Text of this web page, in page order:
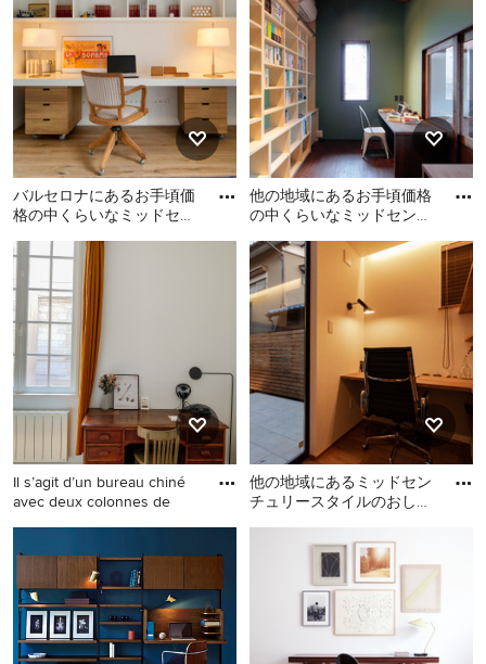
イルのおしゃれなアトリ
エ・スタジオ (マルチカラー
の壁、造り付け机) の写真
おしゃれな書斎 (白い壁、無
垢フローリング、造り付け
机、茶色い床) の写真
バルセロナにあるお手頃価
格の中くらいなミッドセン
れな書斎 (白い壁、淡色無
バルセロナにあるお手頃価
格の中くらいなミッドセン
チュリースタイルのおしゃ
れな書斎 (白い壁、淡色無垢
フローリング、造り付け机)
の写真
他の地域にあるお手頃価格
の中くらいなミッドセンチ
な書斎 (緑の壁、濃色無垢
フ
他の地域にあるお手頃価格
の中くらいなミッドセンチ
ュリースタイルのおしゃれ
な書斎 (緑の壁、濃色無垢フ
ローリング、造り付け机、
茶色い床) の写真
Il s’agit d’un bureau chiné
avec deux colonnes de
ボルドーにある低価格の中
くらいなミッドセンチュリ
ースタイルのおしゃれな書
斎 (白い壁、無垢フローリン
グ、造り付け机、茶色い床)
の写真
他の地域にあるミッドセン
チュリースタイルのおしゃ
他の地域にあるミッドセン
チュリースタイルのおしゃ
れなホームオフィス・書斎